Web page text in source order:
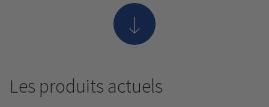
Aller au contenu
Les produits actuels